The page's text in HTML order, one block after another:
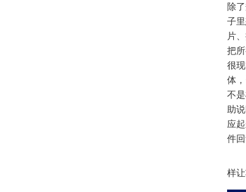
除
子
片
把
很
体
不
助
应
件
👉
样